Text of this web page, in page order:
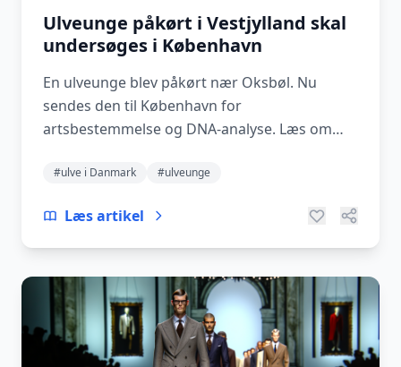
Ulveunge påkørt i Vestjylland skal
undersøges i København
En ulveunge blev påkørt nær Oksbøl. Nu
sendes den til København for
artsbestemmelse og DNA-analyse. Læs om
#ulve i Danmark #ulveunge
Læs artikel